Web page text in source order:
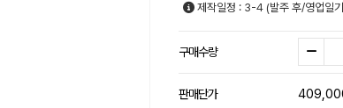
제작일정 : 3-4 (발주 후/영업일
구매수량
판매단가